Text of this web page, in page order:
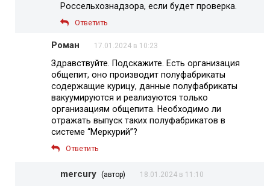
Россельхознадзора, если будет проверка.
Ответить
Роман 17.01.2024 в 10:23
Здравствуйте. Подскажите. Есть организация
общепит, оно производит полуфабрикаты
содержащие курицу, данные полуфабрикаты
вакуумируются и реализуются только
организациям общепита. Необходимо ли
отражать выпуск таких полуфабрикатов в
системе “Меркурий”?
Ответить
mercury (автор) 18.01.2024 в 11:10